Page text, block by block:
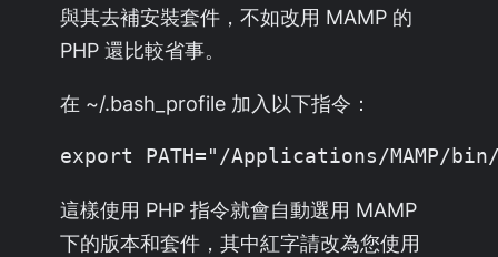
與其去補安裝套件，不如改用 MAMP 的
PHP 還比較省事。
在 ~/.bash_profile 加入以下指令：
export PATH="/Applications/MAMP/
這樣使用 PHP 指令就會自動選用 MAMP
下的版本和套件，其中紅字請改為您使用